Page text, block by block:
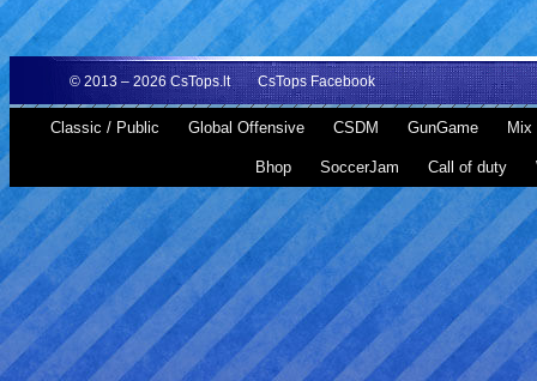
© 2013 – 2026 CsTops.lt CsTops Facebook
Classic / Public Global Offensive CSDM GunGame Mix
Bhop SoccerJam Call of duty